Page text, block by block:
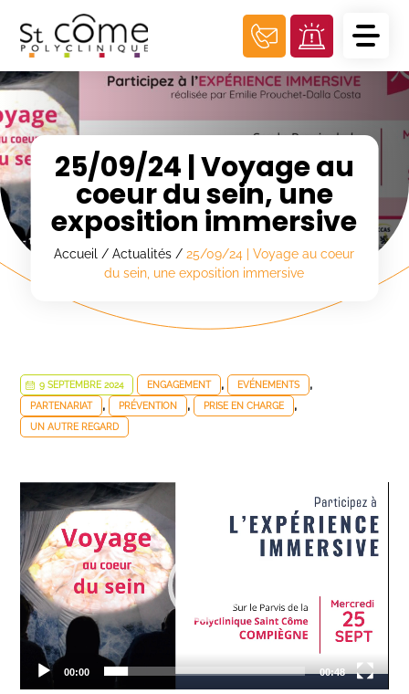
25/09/24 | Voyage au
coeur du sein, une
exposition immersive
Accueil /Actualités /25/09/24 | Voyage au coeur
du sein, une exposition immersive
9 SEPTEMBRE 2024 ENGAGEMENT , EVÉNEMENTS ,
PARTENARIAT , PRÉVENTION , PRISE EN CHARGE ,
UN AUTRE REGARD
vidéo
00:00 00:48